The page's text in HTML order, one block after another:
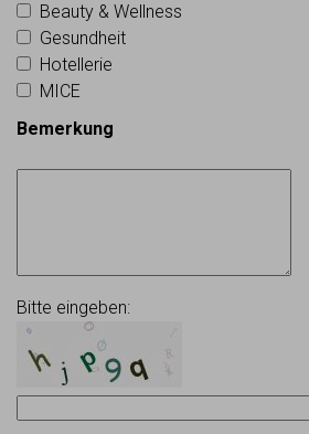
Beauty & Wellness
Gesundheit
Hotellerie
MICE
Bemerkung
Bitte eingeben: